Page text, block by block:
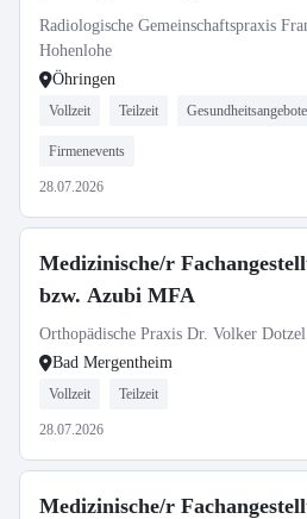
Radiologische Gemeinschaftspraxis
Hohenlohe
Öhringen
Vollzeit Teilzeit Gesundheitsangebote
Firmenevents
28.07.2026
Medizinische/r
bzw. Azubi MFA
Orthopädische Praxis Dr. Volker Dotzel
Bad Mergentheim
Vollzeit Teilzeit
28.07.2026
Medizinische/r